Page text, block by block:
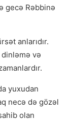
gecə Rəbbinə
anlarıdır.
və
yuxudan
necə də gözəl
olan